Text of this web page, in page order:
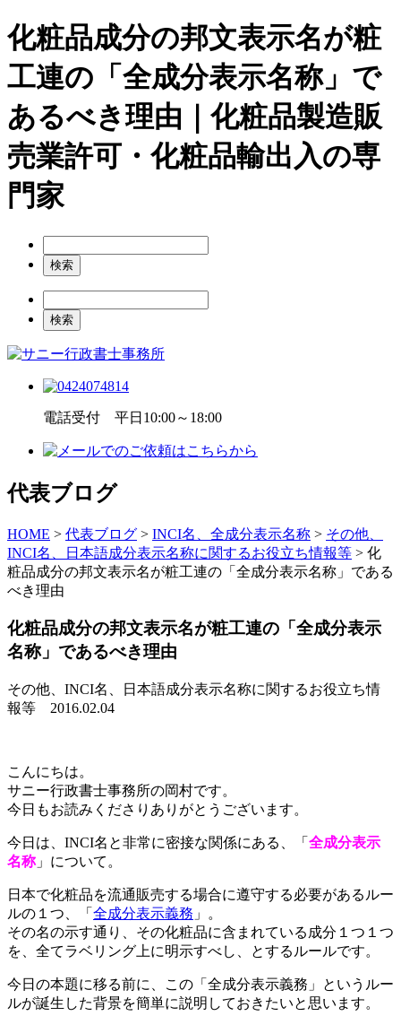
化粧品成分の邦文表示名が粧
工連の「全成分表示名称」で
あるべき理由｜化粧品製造販
売業許可・化粧品輸出入の専
門家
電話受付 平日10:00～18:00
代表ブログ
HOME > 代表ブログ > INCI名、全成分表示名称 > その他、
INCI名、日本語成分表示名称に関するお役立ち情報等 > 化
粧品成分の邦文表示名が粧工連の「全成分表示名称」である
べき理由
化粧品成分の邦文表示名が粧工連の「全成分表示
名称」であるべき理由
その他、INCI名、日本語成分表示名称に関するお役立ち情
報等
2016.02.04
こんにちは。
サニー行政書士事務所の岡村です。
今日もお読みくださりありがとうございます。
今日は、INCI名と非常に密接な関係にある、「 全成分表示
名称」について。
日本で化粧品を流通販売する場合に遵守する必要があるルー
ルの１つ、「 全成分表示義務 」。
その名の示す通り、その化粧品に含まれている成分１つ１つ
を、全てラベリング上に明示すべし、とするルールです。
今日の本題に移る前に、この「全成分表示義務」というルー
ルが誕生した背景を簡単に説明しておきたいと思います。